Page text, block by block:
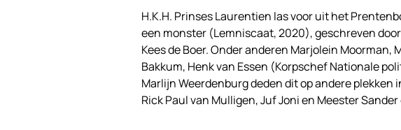
H.K.H. Prinses Laurentien las voor uit het
een monster (Lemniscaat, 2020), geschreven
Kees de Boer. Onder anderen Marjolein
Bakkum, Henk van Essen (Korpschef Nationale
Marlijn Weerdenburg deden dit op andere plekken
Rick Paul van Mulligen, Juf Joni en Meester